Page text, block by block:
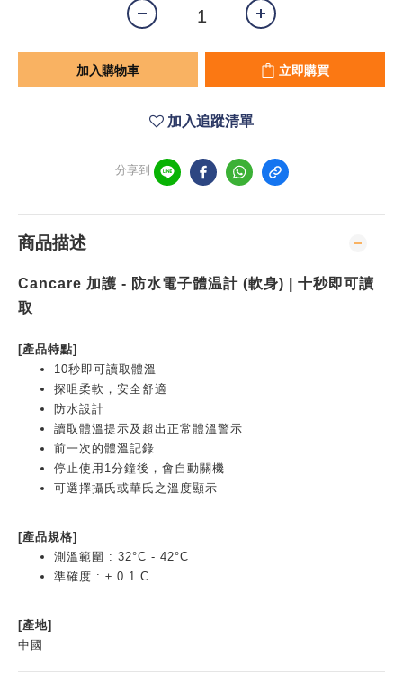
加入購物車 立即購買
加入追蹤清單
分享到
商品描述
Cancare 加護 - 防水電子體温計 (軟身) | 十秒即可讀
取
[產品特點]
10秒即可讀取體溫
探咀柔軟，安全舒適
防水設計
讀取體溫提示及超出正常體溫警示
前一次的體溫記錄
停止使用1分鐘後，會自動關機
可選擇攝氏或華氏之溫度顯示
[產品規格]
測溫範圍 : 32°C - 42°C
準確度 : ± 0.1 C
[產地]
中國